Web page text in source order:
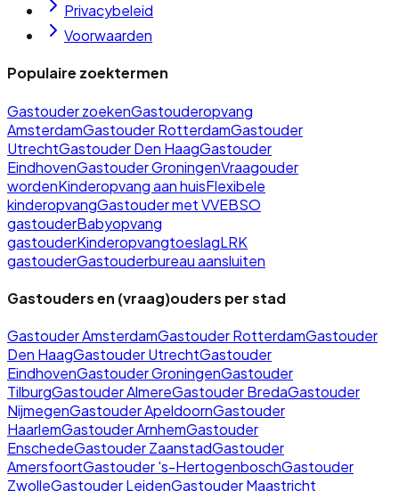
Privacybeleid
Voorwaarden
Populaire zoektermen
Gastouder zoekenGastouderopvang
AmsterdamGastouder RotterdamGastouder
UtrechtGastouder Den HaagGastouder
EindhovenGastouder GroningenVraagouder
wordenKinderopvang aan huisFlexibele
kinderopvangGastouder met VVEBSO
gastouderBabyopvang
gastouderKinderopvangtoeslagLRK
gastouderGastouderbureau aansluiten
Gastouders en (vraag)ouders per stad
GastouderAmsterdamGastouderRotterdamGastouder
Den HaagGastouderUtrechtGastouder
EindhovenGastouderGroningenGastouder
TilburgGastouderAlmereGastouderBredaGastouder
NijmegenGastouderApeldoornGastouder
HaarlemGastouderArnhemGastouder
EnschedeGastouderZaanstadGastouder
AmersfoortGastouder's-HertogenboschGastouder
ZwolleGastouderLeidenGastouderMaastricht